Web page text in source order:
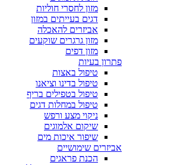
מזון לחסרי חוליות
דגים בעייתים במזון
אביזרים להאכלה
מזון גרגרים שוקעים
מזון דפים
פתרון בעיות
טיפול באצות
טיפול בדינו וציאנו
טיפול בטפילים בריף
טיפול במחלות דגים
ניקוי מצע ורפש
שיקום אלמוגים
שיפור איכות מים
אביזרים שימושיים
הכנת פראגים